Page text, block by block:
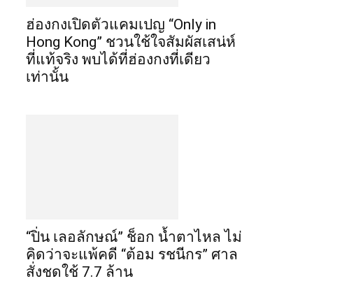
ฮ่องกงเปิดตัวแคมเปญ “Only in
Hong Kong” ชวนใช้ใจสัมผัสเสน่ห์
ที่แท้จริง พบได้ที่ฮ่องกงที่เดียว
เท่านั้น
“ปิ่น เลอลักษณ์” ช็อก น้ำตาไหล ไม่
คิดว่าจะแพ้คดี “ต้อม รชนีกร” ศาล
สั่งชดใช้ 7.7 ล้าน